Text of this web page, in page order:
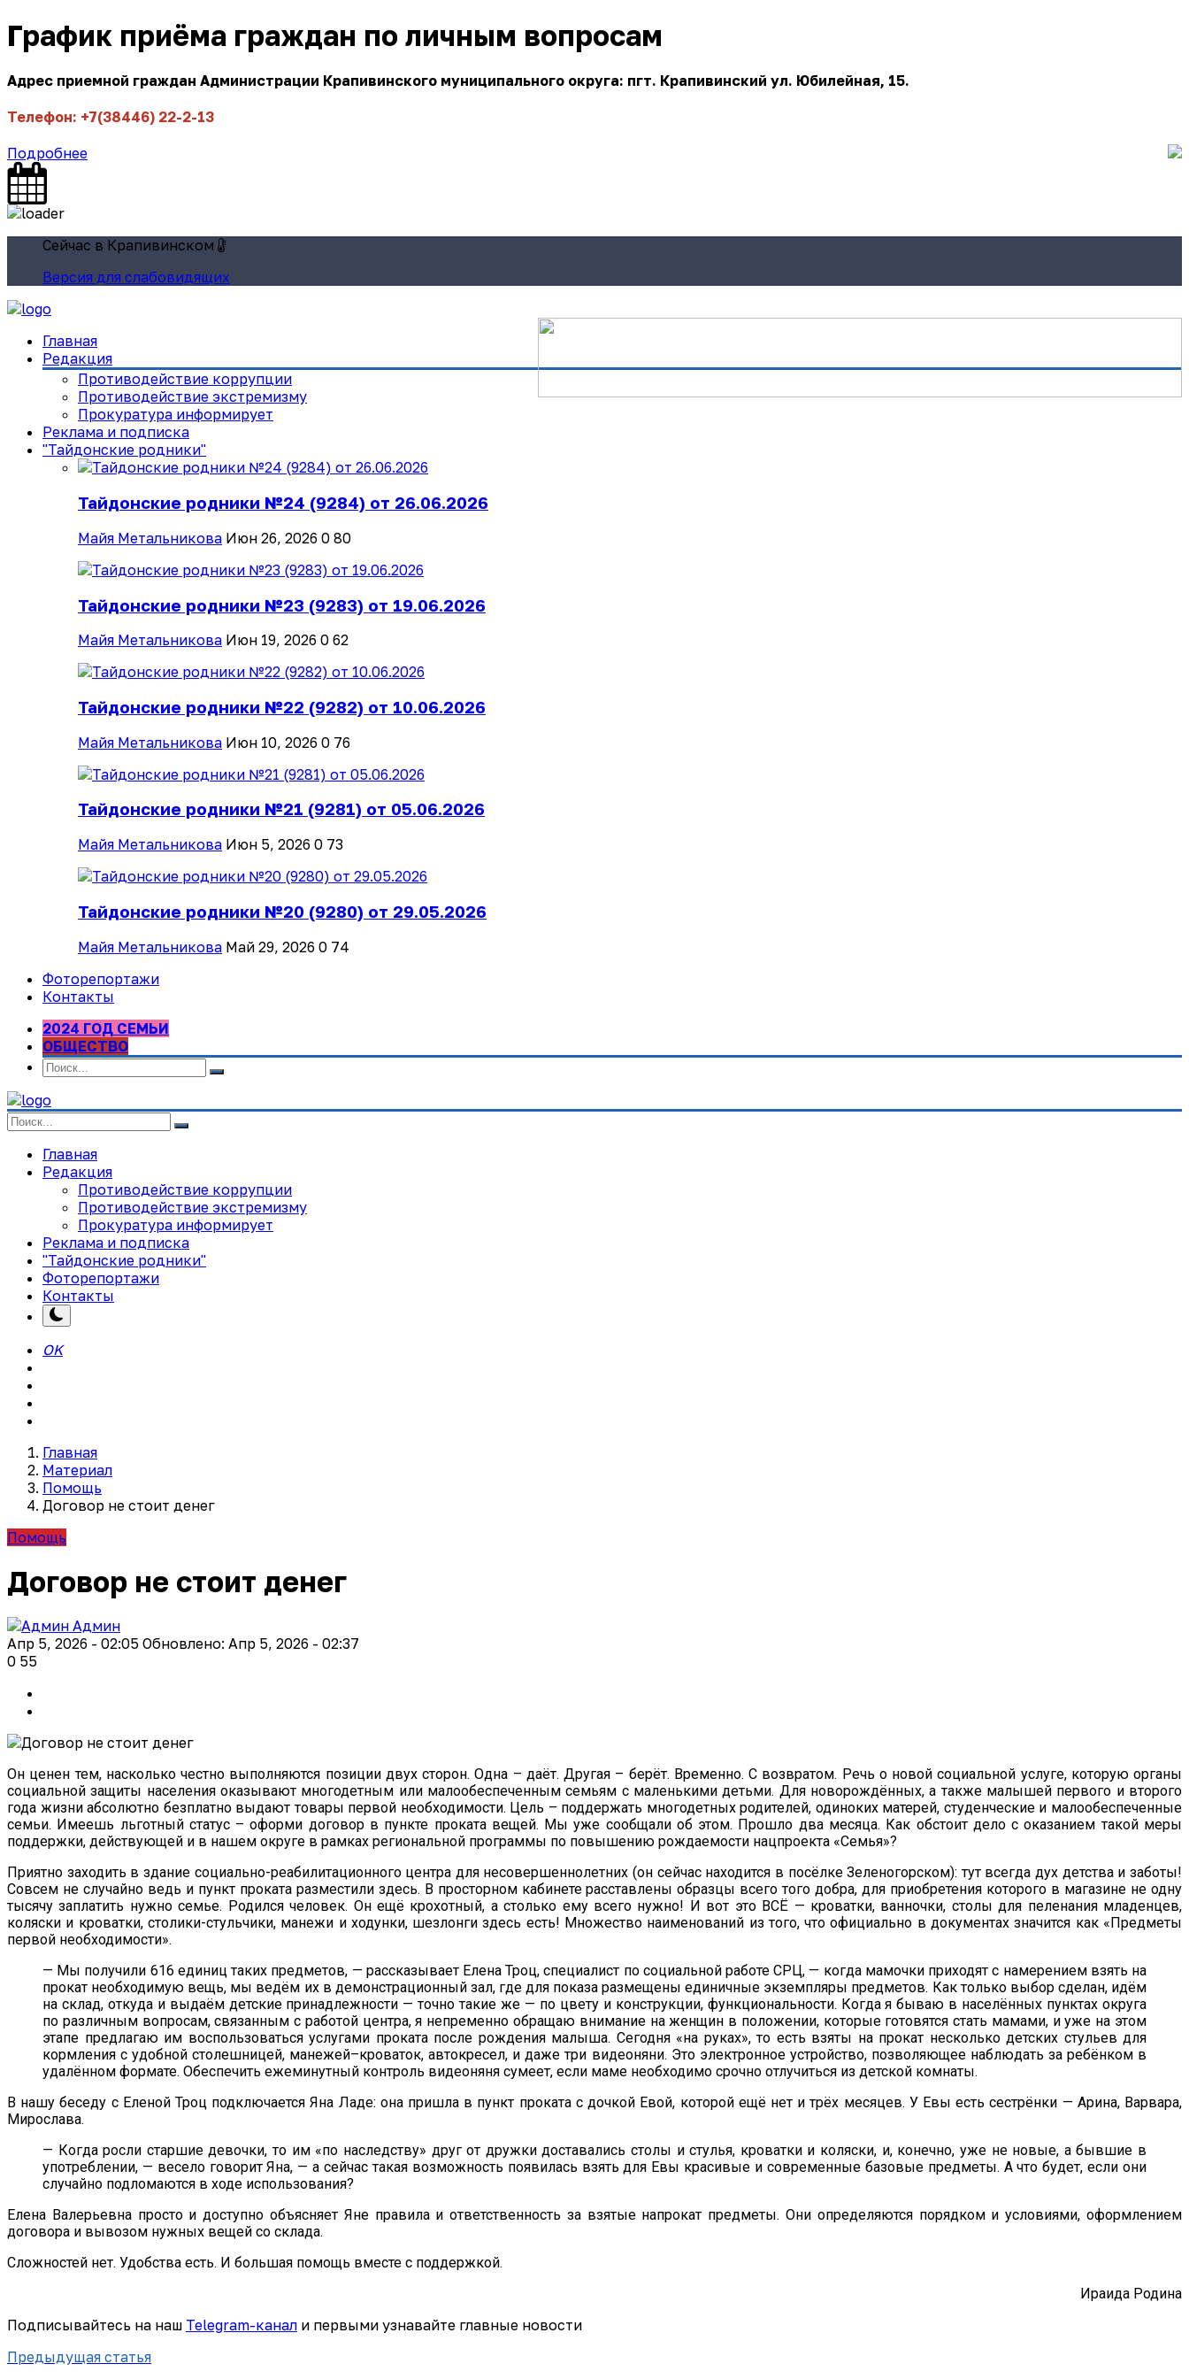
График приёма граждан по личным вопросам
Адрес приемной граждан Администрации Крапивинского муниципального округа: пгт. Крапивинский ул. Юбилейная, 15.
Телефон: +7(38446) 22-2-13
Подробнее
Сейчас в Крапивинском
Версия для слабовидящих
Главная
Редакция
Противодействие коррупции
Противодействие экстремизму
Прокуратура информирует
Реклама и подписка
"Тайдонские родники"
Тайдонские родники №24 (9284) от 26.06.2026
Майя Метальникова Июн 26, 2026 0 80
Тайдонские родники №23 (9283) от 19.06.2026
Майя Метальникова Июн 19, 2026 0 62
Тайдонские родники №22 (9282) от 10.06.2026
Майя Метальникова Июн 10, 2026 0 76
Тайдонские родники №21 (9281) от 05.06.2026
Майя Метальникова Июн 5, 2026 0 73
Тайдонские родники №20 (9280) от 29.05.2026
Майя Метальникова Май 29, 2026 0 74
Фоторепортажи
Контакты
2024 ГОД СЕМЬИ
ОБЩЕСТВО
Главная
Редакция
Противодействие коррупции
Противодействие экстремизму
Прокуратура информирует
Реклама и подписка
"Тайдонские родники"
Фоторепортажи
Контакты
OK
Главная
Материал
Помощь
Договор не стоит денег
Помощь
Договор не стоит денег
Админ
Апр 5, 2026 - 02:05 Обновлено: Апр 5, 2026 - 02:37
0 55
Он ценен тем, насколько честно выполняются позиции двух сторон. Одна – даёт. Другая – берёт. Временно. С возвратом. Речь о новой социальной услуге, которую органы
социальной защиты населения оказывают многодетным или малообеспеченным семьям с маленькими детьми. Для новорождённых, а также малышей первого и второго
года жизни абсолютно безплатно выдают товары первой необходимости. Цель – поддержать многодетных родителей, одиноких матерей, студенческие и малообеспеченные
семьи. Имеешь льготный статус – оформи договор в пункте проката вещей. Мы уже сообщали об этом. Прошло два месяца. Как обстоит дело с оказанием такой меры
поддержки, действующей и в нашем округе в рамках региональной программы по повышению рождаемости нацпроекта «Семья»?
Приятно заходить в здание социально-реабилитационного центра для несовершеннолетних (он сейчас находится в посёлке Зеленогорском): тут всегда дух детства и заботы!
Совсем не случайно ведь и пункт проката разместили здесь. В просторном кабинете расставлены образцы всего того добра, для приобретения которого в магазине не одну
тысячу заплатить нужно семье. Родился человек. Он ещё крохотный, а столько ему всего нужно! И вот это ВСЁ — кроватки, ванночки, столы для пеленания младенцев,
коляски и кроватки, столики-стульчики, манежи и ходунки, шезлонги здесь есть! Множество наименований из того, что официально в документах значится как «Предметы
первой необходимости».
— Мы получили 616 единиц таких предметов, — рассказывает Елена Троц, специалист по социальной работе СРЦ, — когда мамочки приходят с намерением взять на
прокат необходимую вещь, мы ведём их в демонстрационный зал, где для показа размещены единичные экземпляры предметов. Как только выбор сделан, идём
на склад, откуда и выдаём детские принадлежности — точно такие же — по цвету и конструкции, функциональности. Когда я бываю в населённых пунктах округа
по различным вопросам, связанным с работой центра, я непременно обращаю внимание на женщин в положении, которые готовятся стать мамами, и уже на этом
этапе предлагаю им воспользоваться услугами проката после рождения малыша. Сегодня «на руках», то есть взяты на прокат несколько детских стульев для
кормления с удобной столешницей, манежей–кроваток, автокресел, и даже три видеоняни. Это электронное устройство, позволяющее наблюдать за ребёнком в
удалённом формате. Обеспечить ежеминутный контроль видеоняня сумеет, если маме необходимо срочно отлучиться из детской комнаты.
В нашу беседу с Еленой Троц подключается Яна Ладе: она пришла в пункт проката с дочкой Евой, которой ещё нет и трёх месяцев. У Евы есть сестрёнки — Арина, Варвара,
Мирослава.
— Когда росли старшие девочки, то им «по наследству» друг от дружки доставались столы и стулья, кроватки и коляски, и, конечно, уже не новые, а бывшие в
употреблении, — весело говорит Яна, — а сейчас такая возможность появилась взять для Евы красивые и современные базовые предметы. А что будет, если они
случайно подломаются в ходе использования?
Елена Валерьевна просто и доступно объясняет Яне правила и ответственность за взятые напрокат предметы. Они определяются порядком и условиями, оформлением
договора и вывозом нужных вещей со склада.
Сложностей нет. Удобства есть. И большая помощь вместе с поддержкой.
Ираида Родина
Подписывайтесь на наш Telegram-канал и первыми узнавайте главные новости
Предыдущая статья